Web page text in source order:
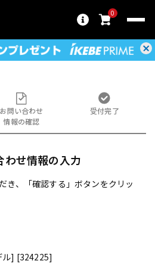
0
お問い合わせ
情報の確認
受付完了
わせ情報の入力
き、「確認する」ボタンをクリッ
ル] [324225]